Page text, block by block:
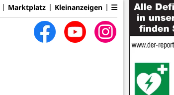
Marktplatz Kleinanzeigen